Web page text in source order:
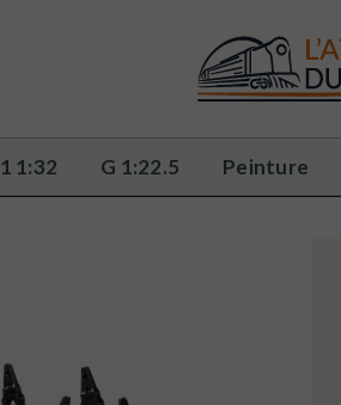
1 1:32 G 1:22.5 Peinture